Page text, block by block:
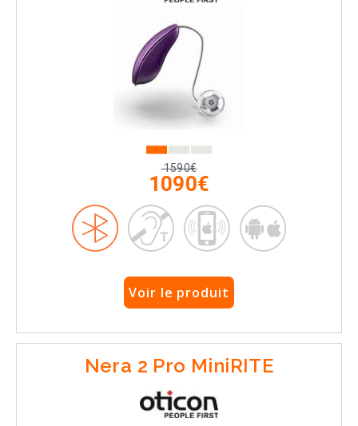
1590€
1090€
Voir le produit
Nera 2 Pro MiniRITE